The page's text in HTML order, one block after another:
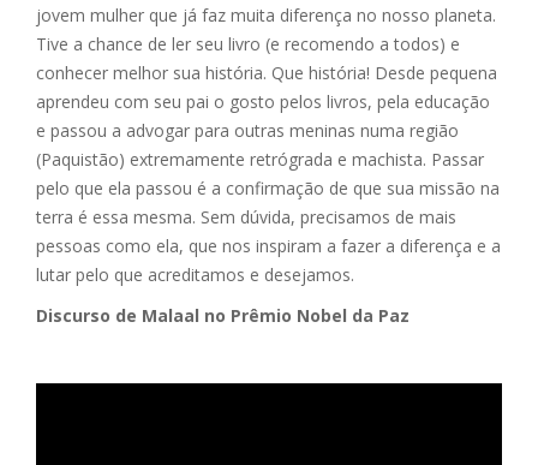
jovem mulher que já faz muita diferença no nosso planeta.
Tive a chance de ler seu livro (e recomendo a todos) e
conhecer melhor sua história. Que história! Desde pequena
aprendeu com seu pai o gosto pelos livros, pela educação
e passou a advogar para outras meninas numa região
(Paquistão) extremamente retrógrada e machista. Passar
pelo que ela passou é a confirmação de que sua missão na
terra é essa mesma. Sem dúvida, precisamos de mais
pessoas como ela, que nos inspiram a fazer a diferença e a
lutar pelo que acreditamos e desejamos.
Discurso de Malaal no Prêmio Nobel da Paz